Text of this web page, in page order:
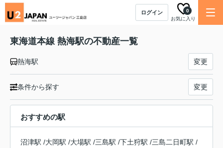
ログイン
お気に入り
0
東海道本線 熱海駅の不動産一覧
熱海駅 変更
条件から探す 変更
おすすめの駅
沼津駅 /大岡駅 /大場駅 /三島駅 /下土狩駅 /三島二日町駅 /